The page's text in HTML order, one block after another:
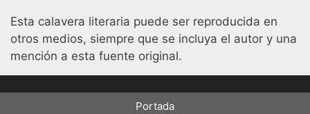
Esta calavera literaria puede ser reproducida en
otros medios, siempre que se incluya el autor y una
mención a esta fuente original.
Portada